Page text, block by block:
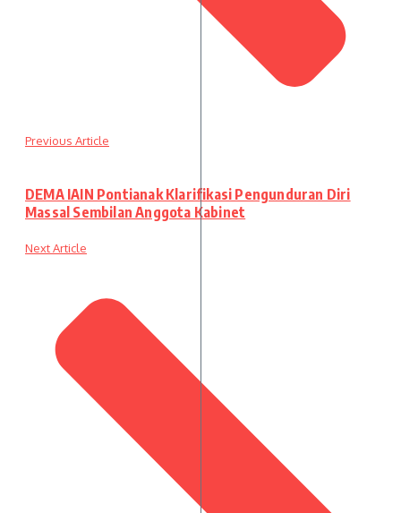
Previous Article
DEMA IAIN Pontianak Klarifikasi Pengunduran Diri
Massal Sembilan Anggota Kabinet
Next Article